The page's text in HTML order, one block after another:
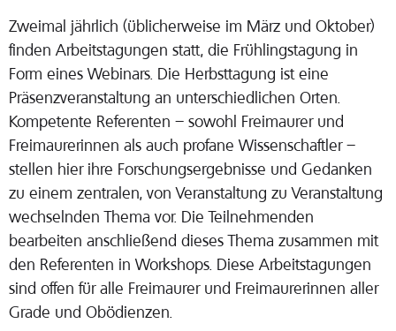
Zweimal jährlich (üblicherweise im März und Oktober)
finden Arbeitstagungen statt, die Frühlingstagung in
Form eines Webinars. Die Herbsttagung ist eine
Präsenzveranstaltung an unterschiedlichen Orten.
Kompetente Referenten – sowohl Freimaurer und
Freimaurerinnen als auch profane Wissenschaftler –
stellen hier ihre Forschungsergebnisse und Gedanken
zu einem zentralen, von Veranstaltung zu Veranstaltung
wechselnden Thema vor. Die Teilnehmenden
bearbeiten anschließend dieses Thema zusammen mit
den Referenten in Workshops. Diese Arbeitstagungen
sind offen für alle Freimaurer und Freimaurerinnen aller
Grade und Obödienzen.